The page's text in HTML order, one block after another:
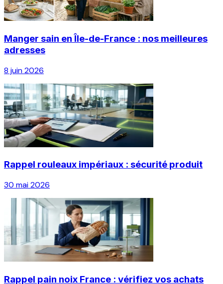
Manger sain en Île-de-France : nos meilleures
adresses
8 juin 2026
Rappel rouleaux impériaux : sécurité produit
30 mai 2026
Rappel pain noix France : vérifiez vos achats